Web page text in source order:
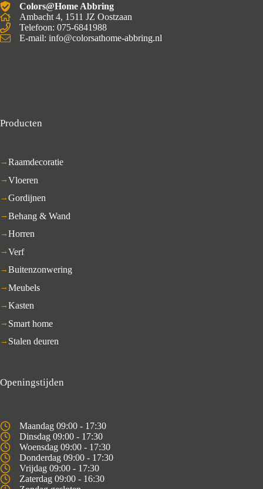
Colors@Home Abbring
Ambacht 4, 1511 JZ Oostzaan
Telefoon: 075-6841988
E-mail: info@colorsathome-abbring.nl
Producten
Raamdecoratie
Vloeren
Gordijnen
Behang & Wand
Horren
Verf
Buitenzonwering
Meubels
Kasten
Smart home
Stalen deuren
Openingstijden
Maandag 09:00 - 17:30
Dinsdag 09:00 - 17:30
Woensdag 09:00 - 17:30
Donderdag 09:00 - 17:30
Vrijdag 09:00 - 17:30
Zaterdag 09:00 - 16:30